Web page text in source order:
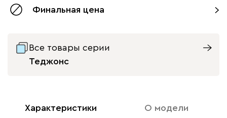
с доводчиками без доводчиков
Финальная цена
Все товары серии
Теджонс
Характеристики О модели